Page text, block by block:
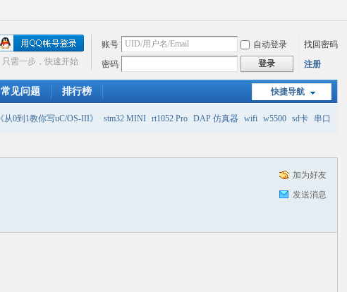
账号 自动登录
找回密码
密码
登录 注册
只需一步，快速开始
快捷导航
常见问题 排行榜
《从0到1教你写uC/OS-III》 stm32 MINI rt1052 Pro DAP 仿真器 wifi w5500 sd卡 串口
加为好友
发送消息